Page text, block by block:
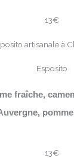
13€
Esposito
fraîche,
13€